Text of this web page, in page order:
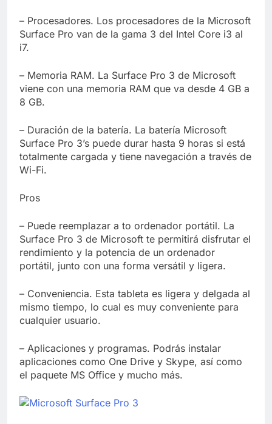
– Procesadores. Los procesadores de la Microsoft
Surface Pro van de la gama 3 del Intel Core i3 al
i7.
– Memoria RAM. La Surface Pro 3 de Microsoft
viene con una memoria RAM que va desde 4 GB a
8 GB.
– Duración de la batería. La batería Microsoft
Surface Pro 3’s puede durar hasta 9 horas si está
totalmente cargada y tiene navegación a través de
Wi-Fi.
Pros
– Puede reemplazar a to ordenador portátil. La
Surface Pro 3 de Microsoft te permitirá disfrutar el
rendimiento y la potencia de un ordenador
portátil, junto con una forma versátil y ligera.
– Conveniencia. Esta tableta es ligera y delgada al
mismo tiempo, lo cual es muy conveniente para
cualquier usuario.
– Aplicaciones y programas. Podrás instalar
aplicaciones como One Drive y Skype, así como
el paquete MS Office y mucho más.